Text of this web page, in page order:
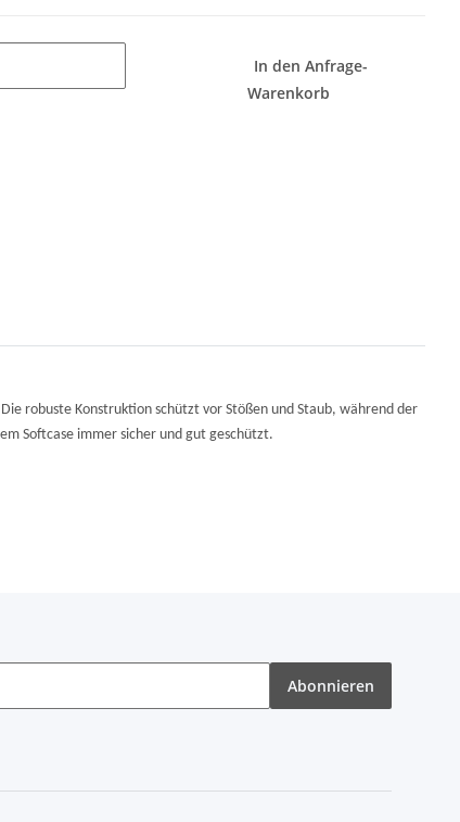
In den Anfrage-
Warenkorb
robuste Konstruktion schützt vor Stößen und Staub, während der
Softcase immer sicher und gut geschützt.
Abonnieren